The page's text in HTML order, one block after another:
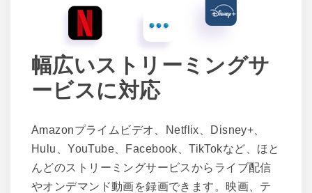
幅広いストリーミングサ
ービスに対応
Amazonプライムビデオ、Netflix、Disney+、
Hulu、YouTube、Facebook、TikTokなど、ほと
んどのストリーミングサービスからライブ配信
やオンデマンド動画を録画できます。映画、テ